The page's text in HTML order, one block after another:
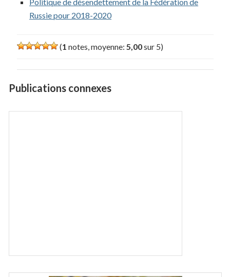
Russie pour 2018-2020
(1 notes, moyenne: 5,00sur 5)
Publications connexes